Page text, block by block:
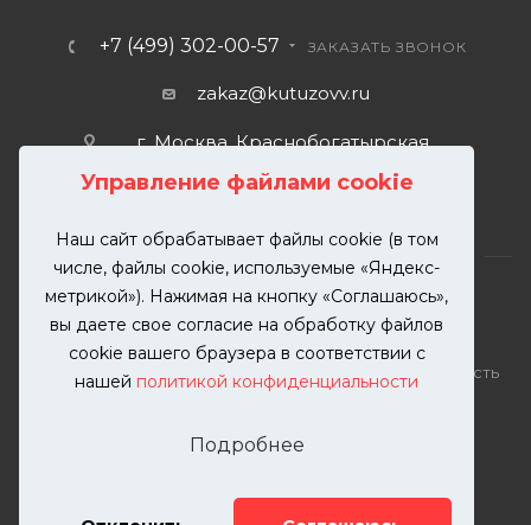
Управление файлами cookie
Наш сайт обрабатывает файлы cookie (в том
числе, файлы cookie, используемые «Яндекс-
метрикой»). Нажимая на кнопку «Соглашаюсь»,
вы даете свое согласие на обработку файлов
cookie вашего браузера в соответствии с
нашей политикой конфиденциальности
Подробнее
+7 (499) 302-00-57 ЗАКАЗАТЬ ЗВОНОК
zakaz@kutuzovv.ru
г. Москва, Краснобогатырская
2026 © KUTUZOVV | Кузовной ремонт и покраска
автомобилей. Вся информация на сайте – собственность
разрешения запрещена. Все права защищены.
Телефон: 8(499)-302-00-57